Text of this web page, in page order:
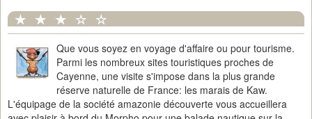
Que vous soyez en voyage d'affaire ou pour tourisme.
Parmi les nombreux sites touristiques proches de
Cayenne, une visite s'impose dans la plus grande
réserve naturelle de France: les marais de Kaw.
L'équipage de la société amazonie découverte vous accueillera